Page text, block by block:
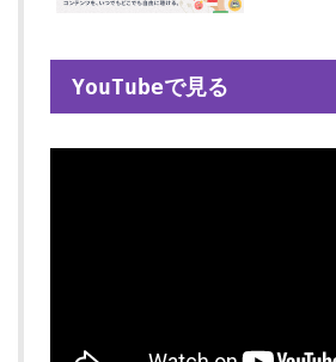
YouTubeで見る